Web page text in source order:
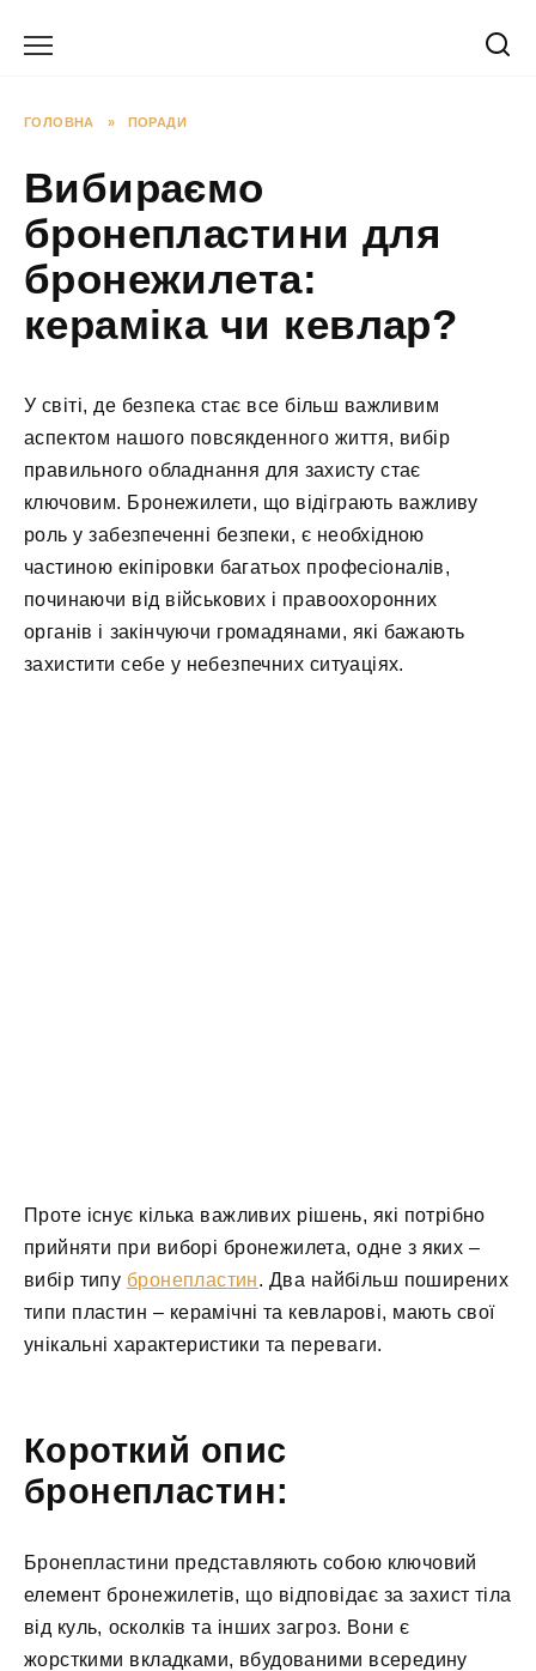
ГОЛОВНА » ПОРАДИ
Вибираємо
бронепластини для
бронежилета:
кераміка чи кевлар?
У світі, де безпека стає все більш важливим
аспектом нашого повсякденного життя, вибір
правильного обладнання для захисту стає
ключовим. Бронежилети, що відіграють важливу
роль у забезпеченні безпеки, є необхідною
частиною екіпіровки багатьох професіоналів,
починаючи від військових і правоохоронних
органів і закінчуючи громадянами, які бажають
захистити себе у небезпечних ситуаціях.
Проте існує кілька важливих рішень, які потрібно
прийняти при виборі бронежилета, одне з яких –
вибір типу бронепластин. Два найбільш поширених
типи пластин – керамічні та кевларові, мають свої
унікальні характеристики та переваги.
Короткий опис
бронепластин:
Бронепластини представляють собою ключовий
елемент бронежилетів, що відповідає за захист тіла
від куль, осколків та інших загроз. Вони є
жорсткими вкладками, вбудованими всередину